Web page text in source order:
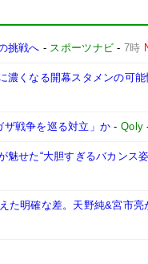
挑戦へ - スポーツナビ - 7時
くなる開幕スタメンの可
ザ戦争を巡る対立」か -Qoly
せた“大胆すぎるバカンス
た明確な差。天野純&宮市